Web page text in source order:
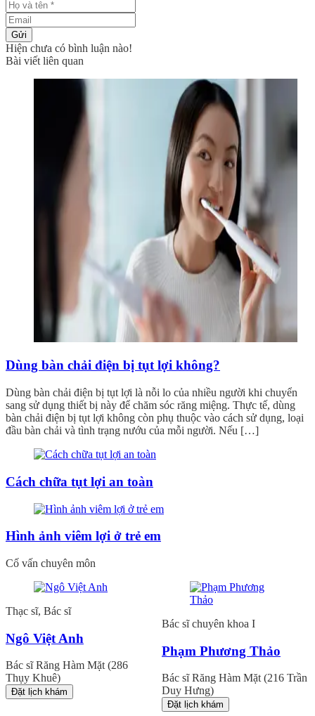
Gửi
Hiện chưa có bình luận nào!
Bài viết liên quan
Dùng bàn chải điện bị tụt lợi không?
Dùng bàn chải điện bị tụt lợi là nỗi lo của nhiều người khi chuyển
sang sử dụng thiết bị này để chăm sóc răng miệng. Thực tế, dùng
bàn chải điện bị tụt lợi không còn phụ thuộc vào cách sử dụng, loại
đầu bàn chải và tình trạng nướu của mỗi người. Nếu […]
Cách chữa tụt lợi an toàn
Hình ảnh viêm lợi ở trẻ em
Cố vấn chuyên môn
Thạc sĩ, Bác sĩ
Ngô Việt Anh
Bác sĩ Răng Hàm Mặt (286
Thụy Khuê)
Đặt lịch khám
Bác sĩ chuyên khoa I
Phạm Phương Thảo
Bác sĩ Răng Hàm Mặt (216 Trần
Duy Hưng)
Đặt lịch khám